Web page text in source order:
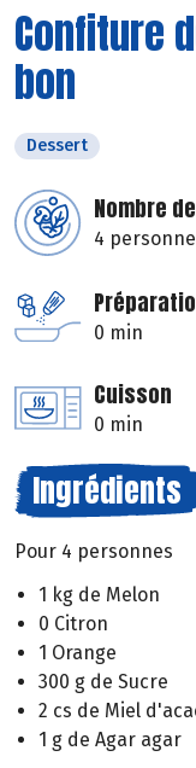
Confiture
bon
Dessert
Nombre
4
0 min
Cuisson
0 min
Ingrédients
Pour 4 personnes
1 kg de Melon
0 Citron
1 Orange
300 g de Sucre
2 cs de Miel
1 g de Agar agar